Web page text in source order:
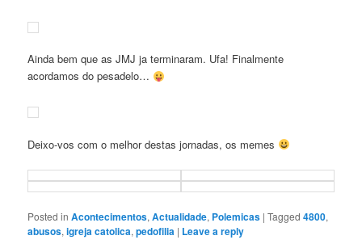
Ainda bem que as JMJ ja terminaram. Ufa! Finalmente
acordamos do pesadelo…
Deixo-vos com o melhor destas jornadas, os memes
Posted in Acontecimentos,Actualidade, Polemicas |Tagged 4800,
abusos,igreja catolica,pedofilia | Leave a reply